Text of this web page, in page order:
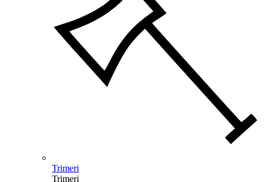
Trimeri
Trimeri